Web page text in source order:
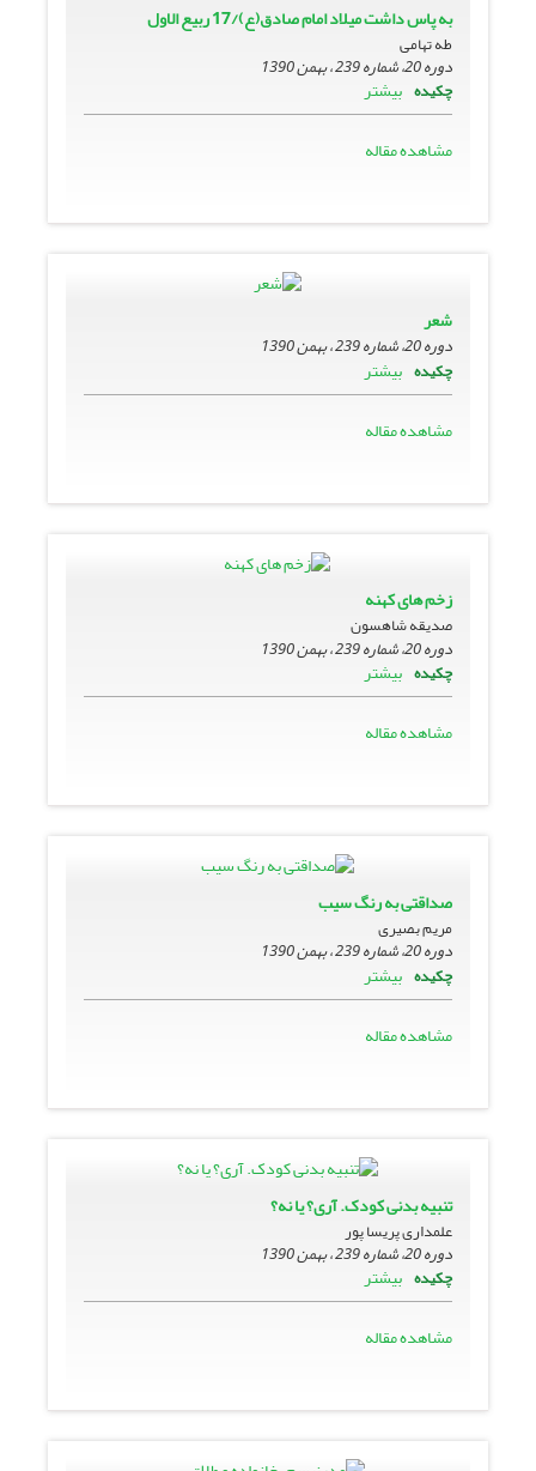
به پاس داشت میلاد امام صادق(ع)/17 ربیع الاول
طه تهامی
دوره 20، شماره 239 ، بهمن 1390
چکیده بیشتر
مشاهده مقاله
شعر
دوره 20، شماره 239 ، بهمن 1390
چکیده بیشتر
مشاهده مقاله
زخم های کهنه
صدیقه شاهسون
دوره 20، شماره 239 ، بهمن 1390
چکیده بیشتر
مشاهده مقاله
صداقتی به رنگ سیب
مریم بصیری
دوره 20، شماره 239 ، بهمن 1390
چکیده بیشتر
مشاهده مقاله
تنبیه بدنی کودک. آری؟ یا نه؟
علمداری پریسا پور
دوره 20، شماره 239 ، بهمن 1390
چکیده بیشتر
مشاهده مقاله